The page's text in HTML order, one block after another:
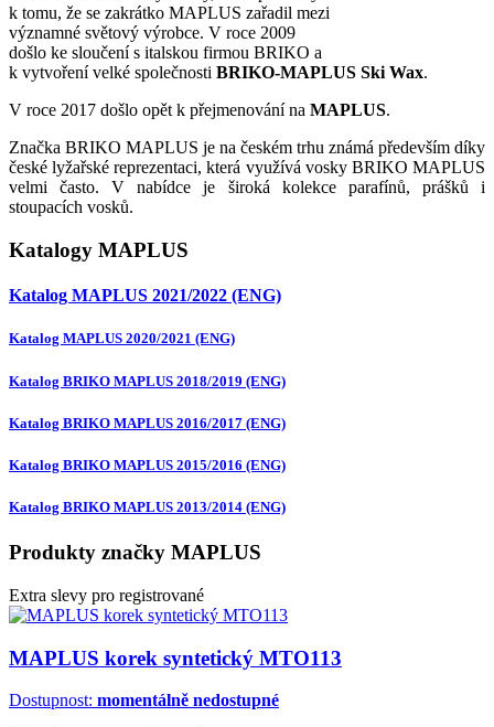
k tomu, že se zakrátko MAPLUS zařadil mezi
významné světový výrobce. V roce 2009
došlo ke sloučení s italskou firmou BRIKO a
k vytvoření velké společnosti BRIKO-MAPLUS Ski Wax.
V roce 2017 došlo opět k přejmenování na MAPLUS.
Značka BRIKO MAPLUS je na českém trhu známá především díky
české lyžařské reprezentaci, která využívá vosky BRIKO MAPLUS
velmi často. V nabídce je široká kolekce parafínů, prášků i
stoupacích vosků.
Katalogy MAPLUS
Katalog MAPLUS 2021/2022 (ENG)
Katalog MAPLUS 2020/2021 (ENG)
Katalog BRIKO MAPLUS 2018/2019 (ENG)
Katalog BRIKO MAPLUS 2016/2017 (ENG)
Katalog BRIKO MAPLUS 2015/2016 (ENG)
Katalog BRIKO MAPLUS 2013/2014 (ENG)
Produkty značky MAPLUS
Extra slevy pro registrované
MAPLUS korek syntetický MTO113
Dostupnost: momentálně nedostupné